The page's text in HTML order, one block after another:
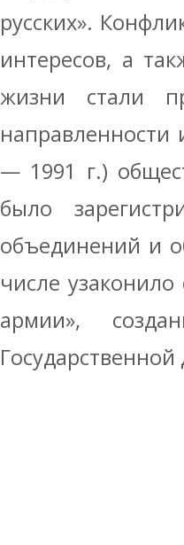
русских».
интересов, а
жизни стали
направленности
— 1991 г.)
было
объединений и
числе
армии»,